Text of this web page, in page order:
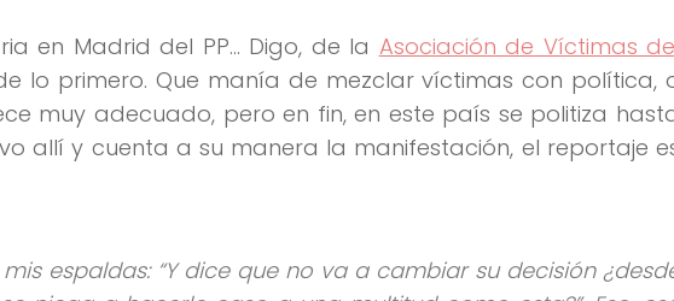
en Madrid del PP… Digo, de la Asociación de Víctimas
lo primero. Que manía de mezclar víctimas con política,
muy adecuado, pero en fin, en este país se politiza
allí y cuenta a su manera la manifestación, el reportaje
espaldas: “Y dice que no va a cambiar su decisión